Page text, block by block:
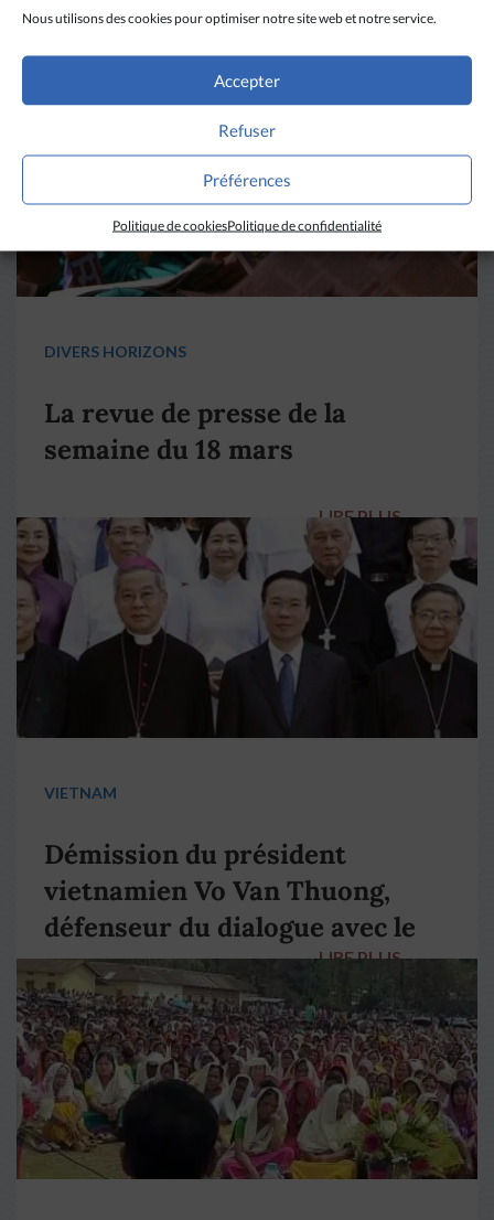
Nous utilisons des cookies pour optimiser notre site web et notre service.
Accepter
Refuser
Préférences
Politique de cookiesPolitique de confidentialité
DIVERS HORIZONS
La revue de presse de la
semaine du 18 mars
LIRE PLUS →
VIETNAM
Démission du président
vietnamien Vo Van Thuong,
défenseur du dialogue avec le
pape François
LIRE PLUS →